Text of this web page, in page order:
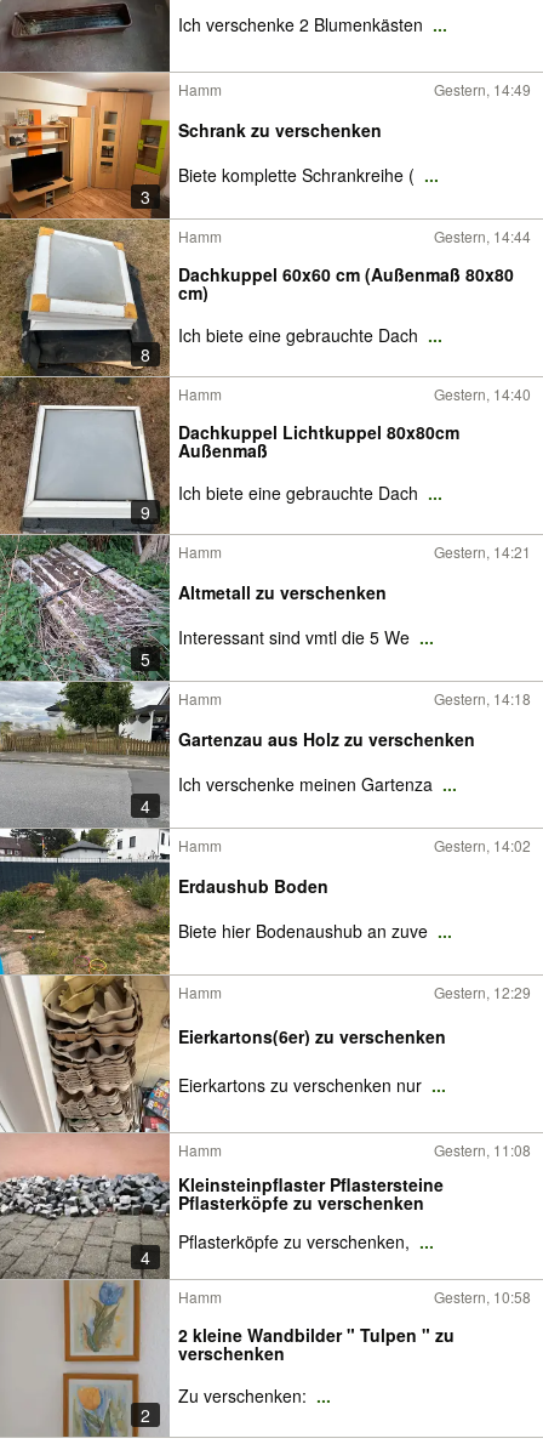
Ich verschenke 2 Blumenkästen ...
3
Hamm Gestern, 14:49
Schrank zu verschenken
Biete komplette Schrankreihe ( ...
8
Hamm Gestern, 14:44
Dachkuppel 60x60 cm (Außenmaß 80x80
cm)
Ich biete eine gebrauchte Dach ...
9
Hamm Gestern, 14:40
Dachkuppel Lichtkuppel 80x80cm
Außenmaß
Ich biete eine gebrauchte Dach ...
5
Hamm Gestern, 14:21
Altmetall zu verschenken
Interessant sind vmtl die 5 We ...
4
Hamm Gestern, 14:18
Gartenzau aus Holz zu verschenken
Ich verschenke meinen Gartenza ...
Hamm Gestern, 14:02
Erdaushub Boden
Biete hier Bodenaushub an zuve ...
Hamm Gestern, 12:29
Eierkartons(6er) zu verschenken
Eierkartons zu verschenken nur ...
4
Hamm Gestern, 11:08
Kleinsteinpflaster Pflastersteine
Pflasterköpfe zu verschenken
Pflasterköpfe zu verschenken, ...
2
Hamm Gestern, 10:58
2 kleine Wandbilder " Tulpen " zu
verschenken
Zu verschenken: ...